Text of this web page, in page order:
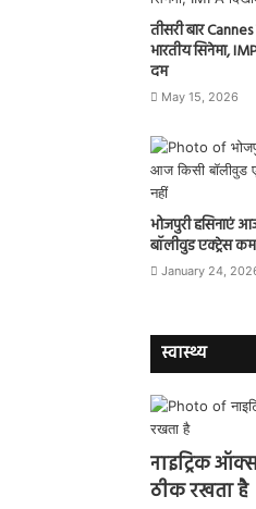
तीसरी बार
भारतीय सिनेमा,
दम
May 15, 2026
भोजपुरी हसिनाएं
बॉलीवुड एक्ट्रेस
January 24,
स्वास्थ्य
नाइट्रिक
ठीक रखता है